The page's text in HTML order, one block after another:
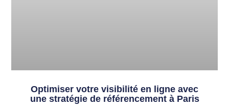
Optimiser votre visibilité en ligne avec
une stratégie de référencement à Paris